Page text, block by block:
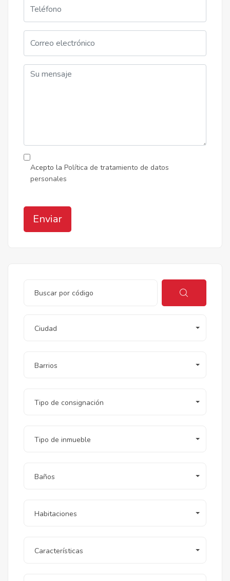
Acepto la Política de tratamiento de datos
personales
Enviar
Ciudad
Barrios
Tipo de consignación
Tipo de inmueble
Baños
Habitaciones
Características